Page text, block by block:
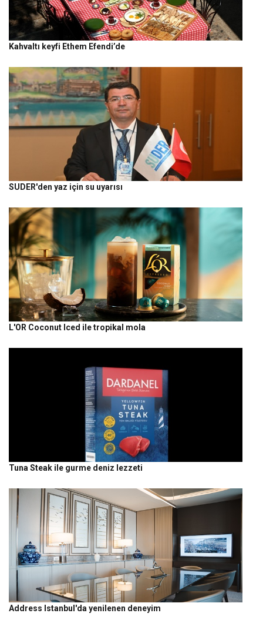
Kahvaltı keyfi Ethem Efendi’de
SUDER'den yaz için su uyarısı
L'OR Coconut Iced ile tropikal mola
Tuna Steak ile gurme deniz lezzeti
Address Istanbul'da yenilenen deneyim